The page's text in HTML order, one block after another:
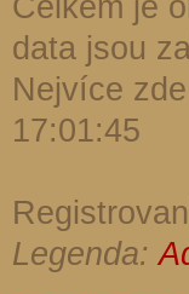
data jsou
Nejvíce
17:01:45
Legenda: